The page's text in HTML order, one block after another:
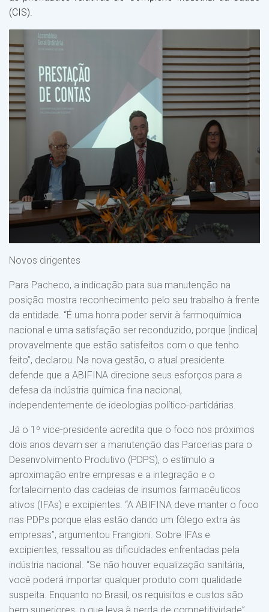
(CIS).
Novos dirigentes
Para Pacheco, a indicação para sua manutenção na
posição mostra reconhecimento pelo seu trabalho à frente
da entidade. “É uma honra poder servir à farmoquímica
nacional e uma satisfação ser reconduzido, porque [indica]
provavelmente que estão satisfeitos com o que tenho
feito”, declarou. Na nova gestão, o atual presidente
defende que a ABIFINA direcione seus esforços para a
defesa da indústria química fina nacional,
independentemente de ideologias político-partidárias.
Já o 1º vice-presidente acredita que o foco nos próximos
dois anos devam ser a manutenção das Parcerias para o
Desenvolvimento Produtivo (PDPS), o estímulo a
aproximação entre empresas e a integração e o
fortalecimento das cadeias de insumos farmacêuticos
ativos (IFAs) e excipientes. “A ABIFINA deve manter o foco
nas PDPs porque elas estão dando um fôlego extra às
empresas”, argumentou Frangioni. Sobre IFAs e
excipientes, ressaltou as dificuldades enfrentadas pela
indústria nacional. “Se não houver equalização sanitária,
você poderá importar qualquer produto com qualidade
suspeita. Enquanto no Brasil, os requisitos e custos são